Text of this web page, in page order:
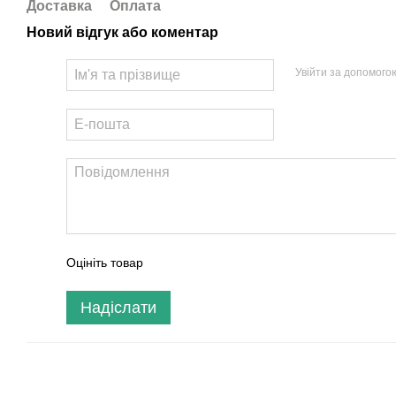
Доставка
Оплата
Новий відгук або коментар
Увійти за
Оцініть товар
Надіслати